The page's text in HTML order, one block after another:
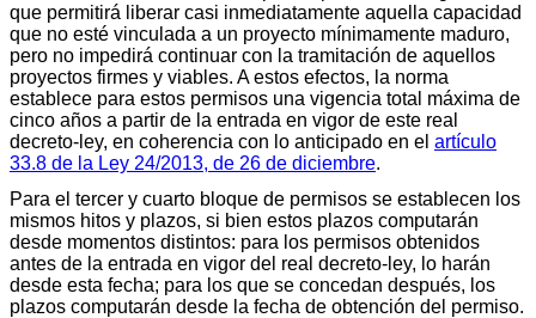
que permitirá liberar casi inmediatamente aquella capacidad
que no esté vinculada a un proyecto mínimamente maduro,
pero no impedirá continuar con la tramitación de aquellos
proyectos firmes y viables. A estos efectos, la norma
establece para estos permisos una vigencia total máxima de
cinco años a partir de la entrada en vigor de este real
decreto-ley, en coherencia con lo anticipado en el artículo
33.8 de la Ley 24/2013, de 26 de diciembre.
Para el tercer y cuarto bloque de permisos se establecen los
mismos hitos y plazos, si bien estos plazos computarán
desde momentos distintos: para los permisos obtenidos
antes de la entrada en vigor del real decreto-ley, lo harán
desde esta fecha; para los que se concedan después, los
plazos computarán desde la fecha de obtención del permiso.